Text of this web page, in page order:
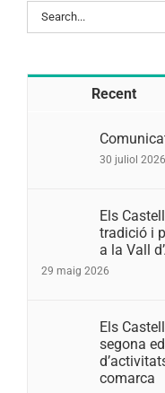
Search
for:
Recent
30 juliol 2026
Els
tradició i
a la Vall
29 maig 2026
Els
segona
comarca